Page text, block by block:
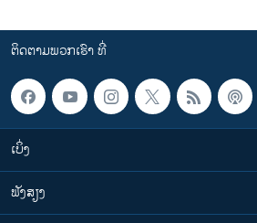
ຕິດຕາມພວກເຮົາ ທີ່
ເບິ່ງ
ຟັງສຽງ